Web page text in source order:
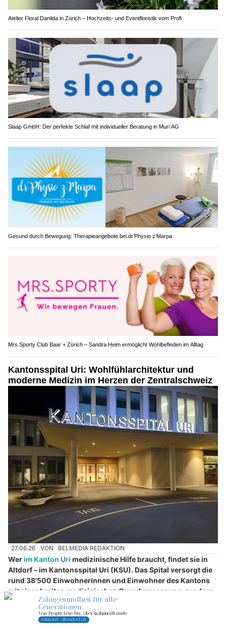
Atelier Floral Danilda in Zürich – Hochzeits- und Eventfloristik vom Profi
Slaap GmbH: Der perfekte Schlaf mit individueller Beratung in Muri AG
Gesund durch Bewegung: Therapieangebote bei dr’Physio z’Marpa
Mrs.Sporty Club Baar + Zürich – Sandra Heim ermöglicht Wohlbefinden im Alltag
Kantonsspital Uri: Wohlfühlarchitektur und
moderne Medizin im Herzen der Zentralschweiz
27.06.26 VON BELMEDIA REDAKTION
Werim Kanton Uri medizinische Hilfe braucht, findet sie in
Altdorf – im Kantonsspital Uri (KSU). Das Spital versorgt die
rund 38'500 Einwohnerinnen und Einwohner des Kantons
mit einer breiten medizinischen Grundversorgung, rund um
die Uhr, stationär und ambulant. Seit dem Bezug des
modernen Neubaus im Sommer 2022 steht der Bevölkerung
eine der zeitgemässesten Spitalinfrastrukturen der